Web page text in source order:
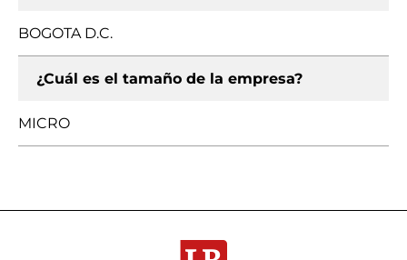
BOGOTA D.C.
¿Cuál es el tamaño de la empresa?
MICRO